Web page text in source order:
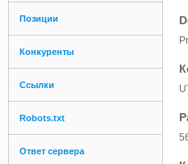
Позиции
Конкуренты
Ссылки
Robots.txt
Ответ сервера